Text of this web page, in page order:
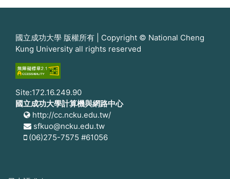
國立成功大學 版權所有 | Copyright © National Cheng
Kung University all rights reserved
Site:172.16.249.90
國立成功大學計算機與網路中心
http://cc.ncku.edu.tw/
sfkuo@ncku.edu.tw
(06)275-7575 #61056